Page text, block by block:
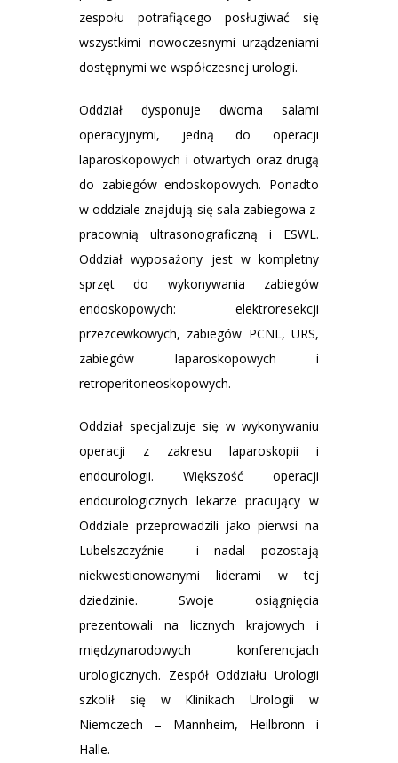
zespołu potrafiącego posługiwać się
wszystkimi nowoczesnymi urządzeniami
dostępnymi we współczesnej urologii.
Oddział dysponuje dwoma salami
operacyjnymi, jedną do operacji
laparoskopowych i otwartych oraz drugą
do zabiegów endoskopowych. Ponadto
w oddziale znajdują się sala zabiegowa z
pracownią ultrasonograficzną i ESWL.
Oddział wyposażony jest w kompletny
sprzęt do wykonywania zabiegów
endoskopowych: elektroresekcji
przezcewkowych, zabiegów PCNL, URS,
zabiegów laparoskopowych i
retroperitoneoskopowych.
Oddział specjalizuje się w wykonywaniu
operacji z zakresu laparoskopii i
endourologii. Większość operacji
endourologicznych lekarze pracujący w
Oddziale przeprowadzili jako pierwsi na
Lubelszczyźnie i nadal pozostają
niekwestionowanymi liderami w tej
dziedzinie. Swoje osiągnięcia
prezentowali na licznych krajowych i
międzynarodowych konferencjach
urologicznych. Zespół Oddziału Urologii
szkolił się w Klinikach Urologii w
Niemczech – Mannheim, Heilbronn i
Halle.